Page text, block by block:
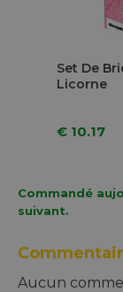
Set De
Licorne
€ 10.17
Commandé
suivant.
Aucun